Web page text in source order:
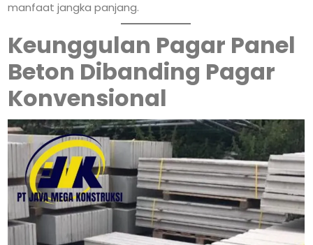
manfaat jangka panjang.
Keunggulan Pagar Panel
Beton Dibanding Pagar
Konvensional